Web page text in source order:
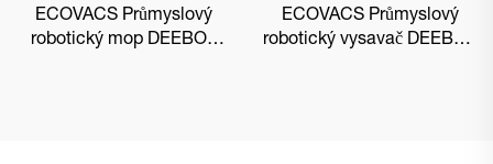
ECOVACS Průmyslový
robotický mop DEEBOT
ECOVACS Průmyslový
robotický vysavač DEEBOT